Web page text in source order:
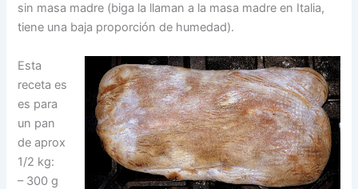
sin masa madre (biga la llaman a la masa madre en Italia,
tiene una baja proporción de humedad).
Esta
receta es
es para
un pan
de aprox
1/2 kg:
– 300 g